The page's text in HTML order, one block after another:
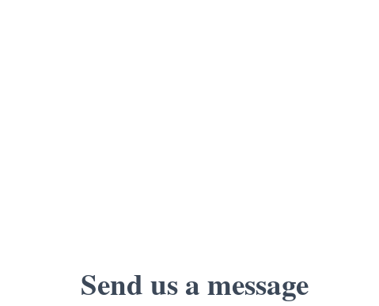
Send us a message